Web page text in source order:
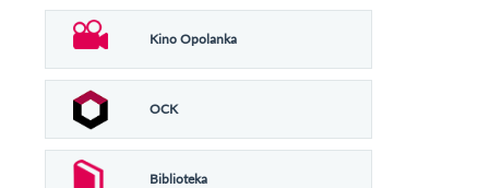
Kino Opolanka
OCK
Biblioteka